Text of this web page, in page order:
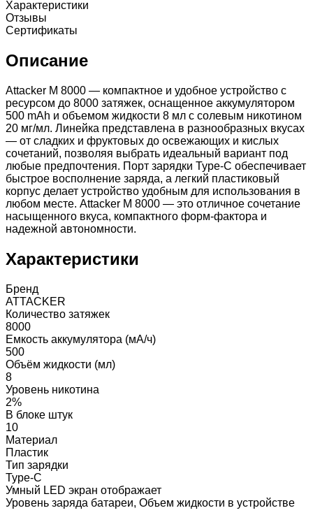
Характеристики
Отзывы
Сертификаты
Описание
Attacker M 8000 — компактное и удобное устройство с
ресурсом до 8000 затяжек, оснащенное аккумулятором
500 mAh и объемом жидкости 8 мл с солевым никотином
20 мг/мл. Линейка представлена в разнообразных вкусах
— от сладких и фруктовых до освежающих и кислых
сочетаний, позволяя выбрать идеальный вариант под
любые предпочтения. Порт зарядки Type-C обеспечивает
быстрое восполнение заряда, а легкий пластиковый
корпус делает устройство удобным для использования в
любом месте. Attacker M 8000 — это отличное сочетание
насыщенного вкуса, компактного форм-фактора и
надежной автономности.
Характеристики
Бренд
ATTACKER
Количество затяжек
8000
Емкость аккумулятора (мА/ч)
500
Объём жидкости (мл)
8
Уровень никотина
2%
В блоке штук
10
Материал
Пластик
Тип зарядки
Type-C
Умный LED экран отображает
Уровень заряда батареи, Объем жидкости в устройстве